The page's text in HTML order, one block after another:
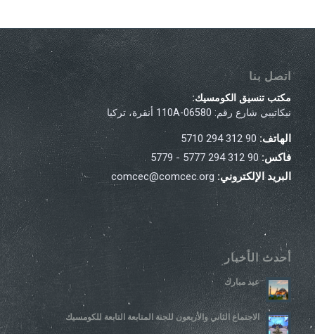
اتصل بنا
مكتب تنسيق الكومسيك:
نيكاتيبي شارع رقم: 110A-06580 أنقرة، تركيا
الهاتف:90 312 294 5710
فاكس:90 312 294 5777 - 5779
البريد الإلكتروني: comcec@comcec.org
أحدث الأخبار
عيد مبارك
الاجتماع الثاني والأربعون للجنة المتابعة التابعة للكومسيك